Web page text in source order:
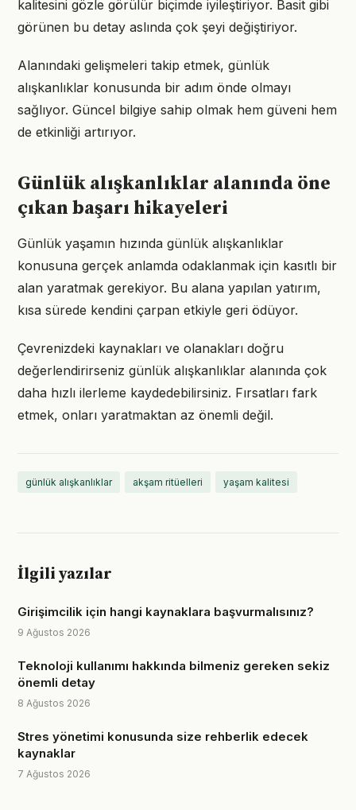
kalitesini gözle görülür biçimde iyileştiriyor. Basit gibi
görünen bu detay aslında çok şeyi değiştiriyor.
Alanındaki gelişmeleri takip etmek, günlük
alışkanlıklar konusunda bir adım önde olmayı
sağlıyor. Güncel bilgiye sahip olmak hem güveni hem
de etkinliği artırıyor.
Günlük alışkanlıklar alanında öne
çıkan başarı hikayeleri
Günlük yaşamın hızında günlük alışkanlıklar
konusuna gerçek anlamda odaklanmak için kasıtlı bir
alan yaratmak gerekiyor. Bu alana yapılan yatırım,
kısa sürede kendini çarpan etkiyle geri ödüyor.
Çevrenizdeki kaynakları ve olanakları doğru
değerlendirirseniz günlük alışkanlıklar alanında çok
daha hızlı ilerleme kaydedebilirsiniz. Fırsatları fark
etmek, onları yaratmaktan az önemli değil.
günlük alışkanlıklar akşam ritüelleri yaşam kalitesi
İlgili yazılar
Girişimcilik için hangi kaynaklara başvurmalısınız?
9 Ağustos 2026
Teknoloji kullanımı hakkında bilmeniz gereken sekiz
önemli detay
8 Ağustos 2026
Stres yönetimi konusunda size rehberlik edecek
kaynaklar
7 Ağustos 2026